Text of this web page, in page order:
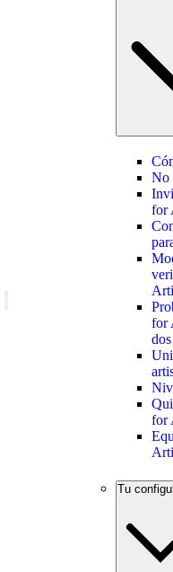
No
for
for
for
Tu